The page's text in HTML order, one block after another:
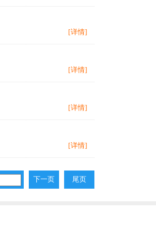
[详情]
[详情]
[详情]
[详情]
下一页 尾页